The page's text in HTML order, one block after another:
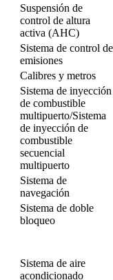
Suspensión de
control de altura
activa (AHC)
Sistema de control de
emisiones
Calibres y metros
Sistema de inyección
de combustible
multipuerto/Sistema
de inyección de
combustible
secuencial
multipuerto
Sistema de
navegación
Sistema de doble
bloqueo
Sistema de aire
acondicionado